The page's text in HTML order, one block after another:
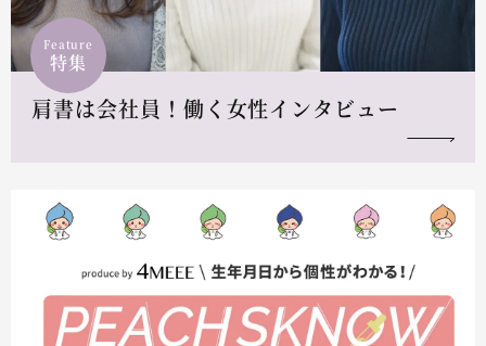
Feature
特集
肩書は会社員！働く女性インタビュー